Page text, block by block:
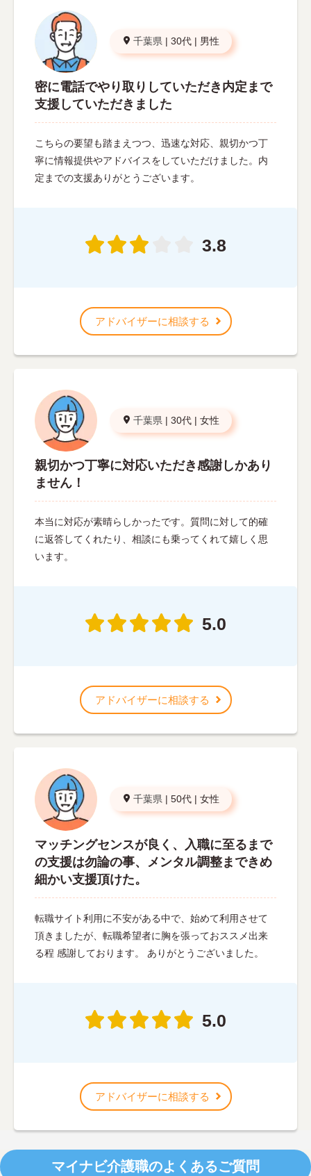
千葉県 | 30代 | 男性
密に電話でやり取りしていただき内定まで
支援していただきました
こちらの要望も踏まえつつ、迅速な対応、親切かつ丁
寧に情報提供やアドバイスをしていただけました。内
定までの支援ありがとうございます。
3.8
アドバイザーに相談する
千葉県 | 30代 | 女性
親切かつ丁寧に対応いただき感謝しかあり
ません！
本当に対応が素晴らしかったです。質問に対して的確
に返答してくれたり、相談にも乗ってくれて嬉しく思
います。
5.0
アドバイザーに相談する
千葉県 | 50代 | 女性
マッチングセンスが良く、入職に至るまで
の支援は勿論の事、メンタル調整まできめ
細かい支援頂けた。
転職サイト利用に不安がある中で、始めて利用させて
頂きましたが、転職希望者に胸を張っておススメ出来
る程 感謝しております。 ありがとうございました。
5.0
アドバイザーに相談する
マイナビ介護職のよくあるご質問